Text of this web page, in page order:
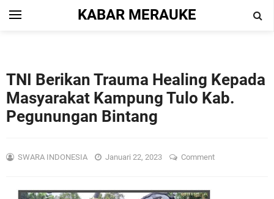
KABAR MERAUKE
TNI Berikan Trauma Healing Kepada
Masyarakat Kampung Tulo Kab.
Pegunungan Bintang
SWARA INDONESIA Januari 22, 2023 Comment